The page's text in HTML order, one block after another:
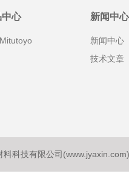
中心 新闻中心
新闻中心
技术文章
科技有限公司